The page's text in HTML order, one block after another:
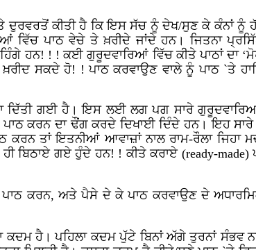
ਦੁਰਵਰਤੋਂ ਕੀਤੀ ਹੈ ਕਿ ਇਸ ਸੱਚ ਨੂੰ ਦੇਖ/ਸੁਣ ਕੇ ਕੰਨਾਂ ਨੂੰ
ਵਿੱਚ ਪਾਠ ਵੇਚੇ ਤੇ ਖ਼ਰੀਦੇ ਜਾਂਦੇ ਹਨ। ਜਿਤਨਾ
ਹਨ! ! ! ਕਈ ਗੁਰੂਦਵਾਰਿਆਂ ਵਿੱਚ ਕੀਤੇ ਪਾਠਾਂ ਦਾ
ਸਕਦੇ ਹੋ! ! ਪਾਠ ਕਰਵਾਉਣ ਵਾਲੇ ਨੂੰ ਪਾਠ `ਤੇ
ਦਿੱਤੀ ਗਈ ਹੈ। ਇਸ ਲਈ ਲਗ ਪਗ ਸਾਰੇ
ਕਰਨ ਦਾ ਢੌਂਗ ਕਰਦੇ ਦਿਖਾਈ ਦਿੰਦੇ ਹਨ। ਇਹ ਸਾਰੇ
ਤਾਂ ਇਤਨੀਆਂ ਆਵਾਜ਼ਾਂ ਨਾਲ ਰਾਮ-ਰੌਲਾ ਜਿਹਾ
ਬਿਠਾਏ ਗਏ ਹੁੰਦੇ ਹਨ! ! ਕੀਤੇ ਕਰਾਏ (ready-made)
ਕਰਨ, ਅਤੇ ਪੈਸੇ ਦੇ ਕੇ ਪਾਠ ਕਰਵਾਉਣ ਦੇ
ਹੈ। ਪਹਿਲਾ ਕਦਮ ਪੁੱਟੇ ਬਿਨਾਂ ਅੱਗੇ ਤੁਰਨਾਂ ਸੰਭਵ